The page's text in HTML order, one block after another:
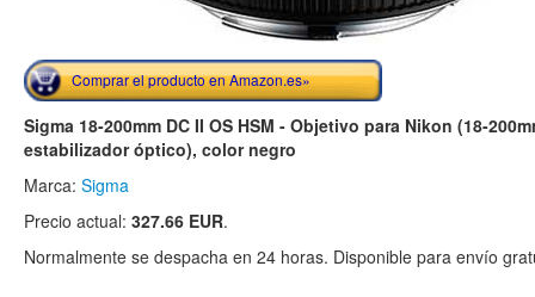
Comprar el producto en Amazon.es»
Sigma 18-200mm DC II OS HSM - Objetivo para Nikon (18-
estabilizador óptico), color negro
Marca: Sigma
Precio actual: 327.66 EUR.
Normalmente se despacha en 24 horas. Disponible para envío